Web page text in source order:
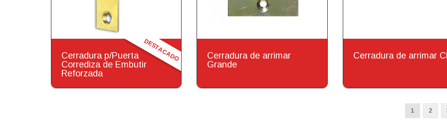
Cerradura p/Puerta
Corrediza de Embutir
Reforzada
DESTACADO
Cerradura de arrimar
Grande
Cerradura de arrimar
1 2